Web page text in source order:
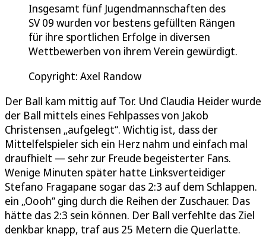
Insgesamt fünf Jugendmannschaften des
SV 09 wurden vor bestens gefüllten Rängen
für ihre sportlichen Erfolge in diversen
Wettbewerben von ihrem Verein gewürdigt.
Copyright: Axel Randow
Der Ball kam mittig auf Tor. Und Claudia Heider wurde
der Ball mittels eines Fehlpasses von Jakob
Christensen „aufgelegt“. Wichtig ist, dass der
Mittelfelspieler sich ein Herz nahm und einfach mal
draufhielt — sehr zur Freude begeisterter Fans.
Wenige Minuten später hatte Linksverteidiger
Stefano Fragapane sogar das 2:3 auf dem Schlappen.
ein „Oooh“ ging durch die Reihen der Zuschauer. Das
hätte das 2:3 sein können. Der Ball verfehlte das Ziel
denkbar knapp, traf aus 25 Metern die Querlatte.